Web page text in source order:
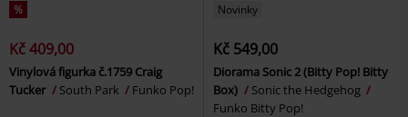
%
Kč 409,00
Vinylová figurka č.1759 Craig
Tucker
South Park Funko Pop!
Novinky
Kč 549,00
Diorama Sonic 2 (Bitty Pop! Bitty
Box)
Sonic the Hedgehog
Funko Bitty Pop!